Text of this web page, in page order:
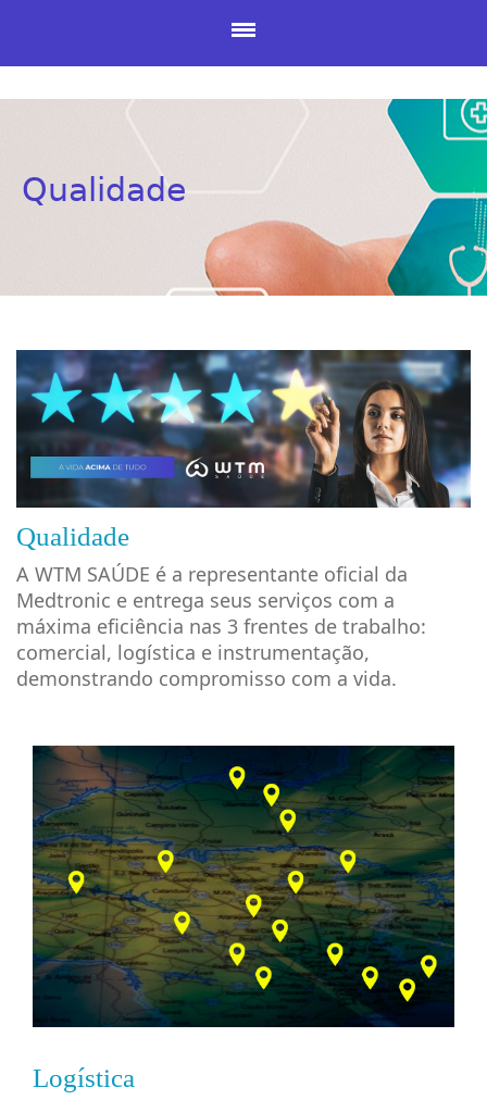
Qualidade
Qualidade
A WTM SAÚDE é a representante oficial da
Medtronic e entrega seus serviços com a
máxima eficiência nas 3 frentes de trabalho:
comercial, logística e instrumentação,
demonstrando compromisso com a vida.
Logística